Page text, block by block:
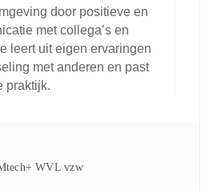
door positieve en
met collega’s en
leert uit eigen ervaringen
met anderen en past
praktijk.
Mtech+ WVL vzw